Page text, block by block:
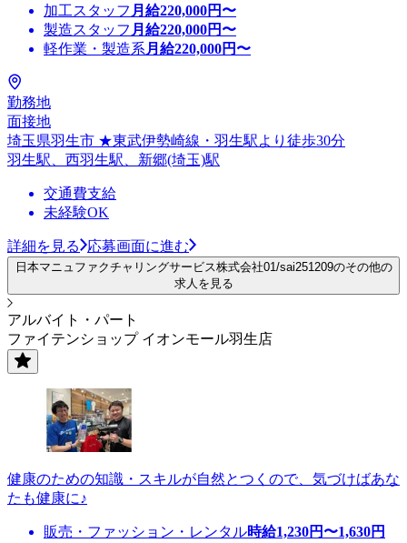
加工スタッフ 月給220,000円〜
製造スタッフ 月給220,000円〜
軽作業・製造系 月給220,000円〜
勤務地
面接地
埼玉県羽生市 ★東武伊勢崎線・羽生駅より徒歩30分
羽生駅、西羽生駅、新郷(埼玉)駅
交通費支給
未経験OK
詳細を見る 応募画面に進む
日本マニュファクチャリングサービス株式会社01/sai251209のその他の
求人を見る
アルバイト・パート
ファイテンショップ イオンモール羽生店
健康のための知識・スキルが自然とつくので、気づけばあな
たも健康に♪
販売・ファッション・レンタル時給1,230円〜1,630円